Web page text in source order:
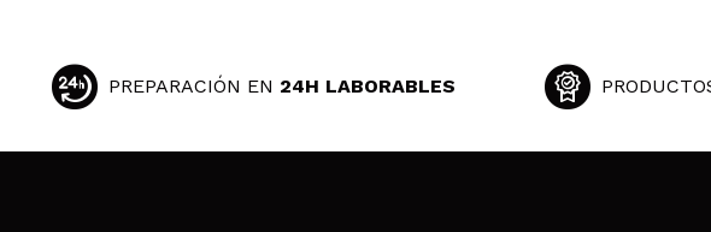
PREPARACIÓN EN 24H LABORABLES